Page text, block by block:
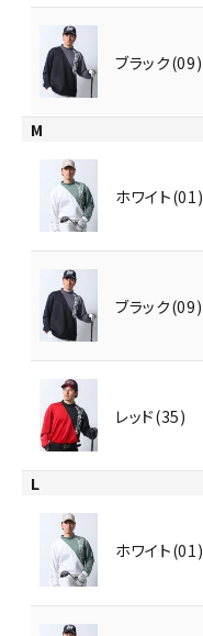
ブラック(09)
M
ホワイト(01)
ブラック(09)
レッド(35)
L
ホワイト(01)